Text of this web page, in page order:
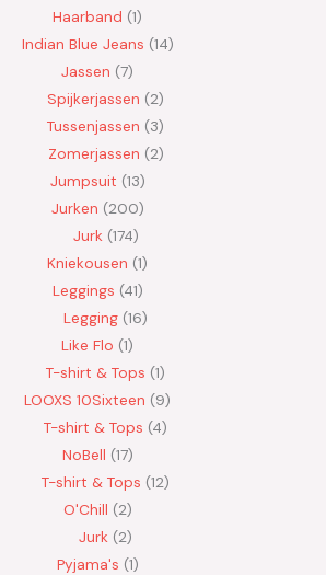
Haarband 1
Indian Blue Jeans 14
Jassen 7
Spijkerjassen
2
Tussenjassen
3
Zomerjassen 2
Jumpsuit 13
Jurken 200
Jurk 174
Kniekousen 1
Leggings 41
Legging 16
Like Flo 1
T-shirt & Tops 1
LOOXS 10Sixteen
9
T-shirt & Tops 4
NoBell 17
T-shirt & Tops 12
O'Chill 2
Jurk
2
Pyjama's 1